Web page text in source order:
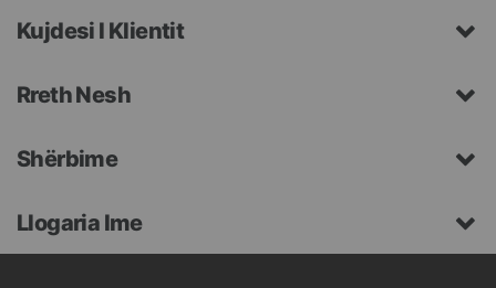
Kujdesi I Klientit
Rreth Nesh
Shërbime
Llogaria Ime